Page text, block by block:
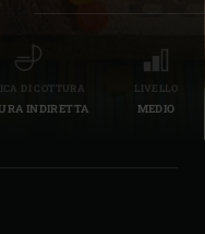
DI COTTURA
INDIRETTA
LIVELLO
MEDIO